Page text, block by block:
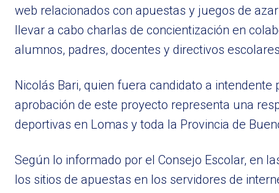
web relacionados con apuestas y juegos de
llevar a cabo charlas de concientización en
alumnos, padres, docentes y directivos
Nicolás Bari, quien fuera candidato a intendente
aprobación de este proyecto representa una
deportivas en Lomas y toda la Provincia de
Según lo informado por el Consejo Escolar, en
los sitios de apuestas en los servidores de